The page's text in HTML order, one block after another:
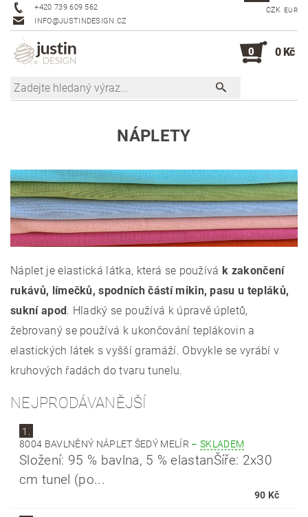
+420 739 609 562
INFO@JUSTINDESIGN.CZ
CZK EUR
0 0 Kč
NÁPLETY
Náplet je elastická látka, která se používák zakončení
rukávů, límečků, spodních částí mikin, pasu u tepláků,
sukní apod. Hladký se používá k úpravě úpletů,
žebrovaný se používá k ukončování teplákovin a
elastických látek s vyšší gramáží. Obvykle se vyrábí v
kruhových řadách do tvaru tunelu.
NEJPRODÁVANĚJŠÍ
1.
8004 BAVLNĚNÝ NÁPLET ŠEDÝ MELÍR –SKLADEM
Složení: 95 % bavlna, 5 % elastanŠíře: 2x30
cm tunel (po...
90 Kč